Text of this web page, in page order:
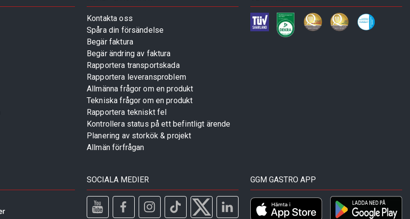
Kontakta oss
Spåra din försändelse
Begär faktura
Begär ändring av faktura
Rapportera transportskada
Rapportera leveransproblem
Allmänna frågor om en produkt
Tekniska frågor om en produkt
Rapportera tekniskt fel
Kontrollera status på ett befintligt ärende
Planering av storkök & projekt
Allmän förfrågan
SOCIALA MEDIER GGM GASTRO APP